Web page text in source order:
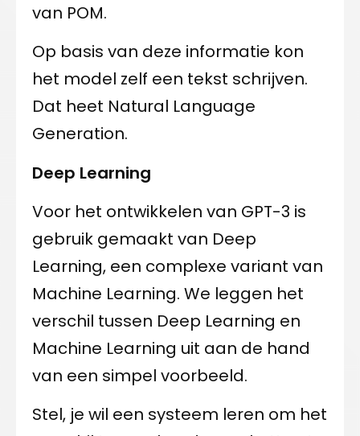
van POM.
Op basis van deze informatie kon
het model zelf een tekst schrijven.
Dat heet Natural Language
Generation.
Deep Learning
Voor het ontwikkelen van GPT-3 is
gebruik gemaakt van Deep
Learning, een complexe variant van
Machine Learning. We leggen het
verschil tussen Deep Learning en
Machine Learning uit aan de hand
van een simpel voorbeeld.
Stel, je wil een systeem leren om het